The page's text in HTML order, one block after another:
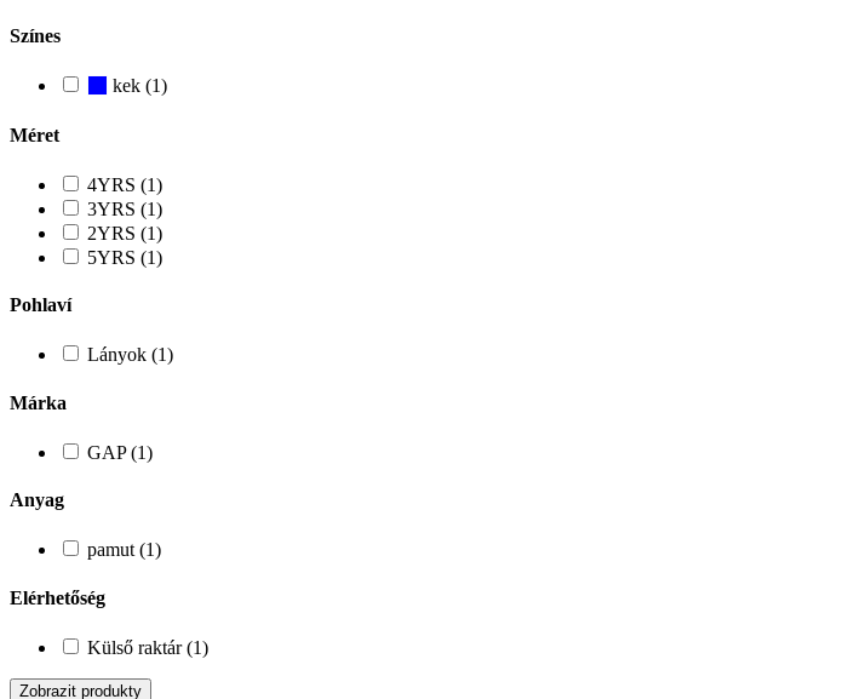
Színes
kek (1)
Méret
4YRS (1)
3YRS (1)
2YRS (1)
5YRS (1)
Pohlaví
Lányok (1)
Márka
GAP (1)
Anyag
pamut (1)
Elérhetőség
Külső raktár (1)
Zobrazit produkty